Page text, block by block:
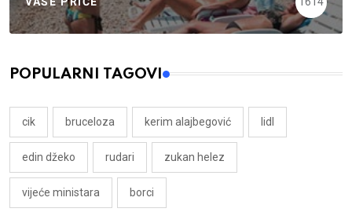
POPULARNI TAGOVI
cik bruceloza kerim alajbegović lidl
edin džeko rudari zukan helez
vijeće ministara borci